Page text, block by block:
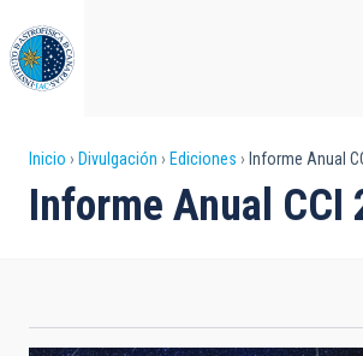
al
contenido
principal
Sobrescribir
enlaces
a
Inicio Divulgación Ediciones Informe Anual
Informe Anual CCI